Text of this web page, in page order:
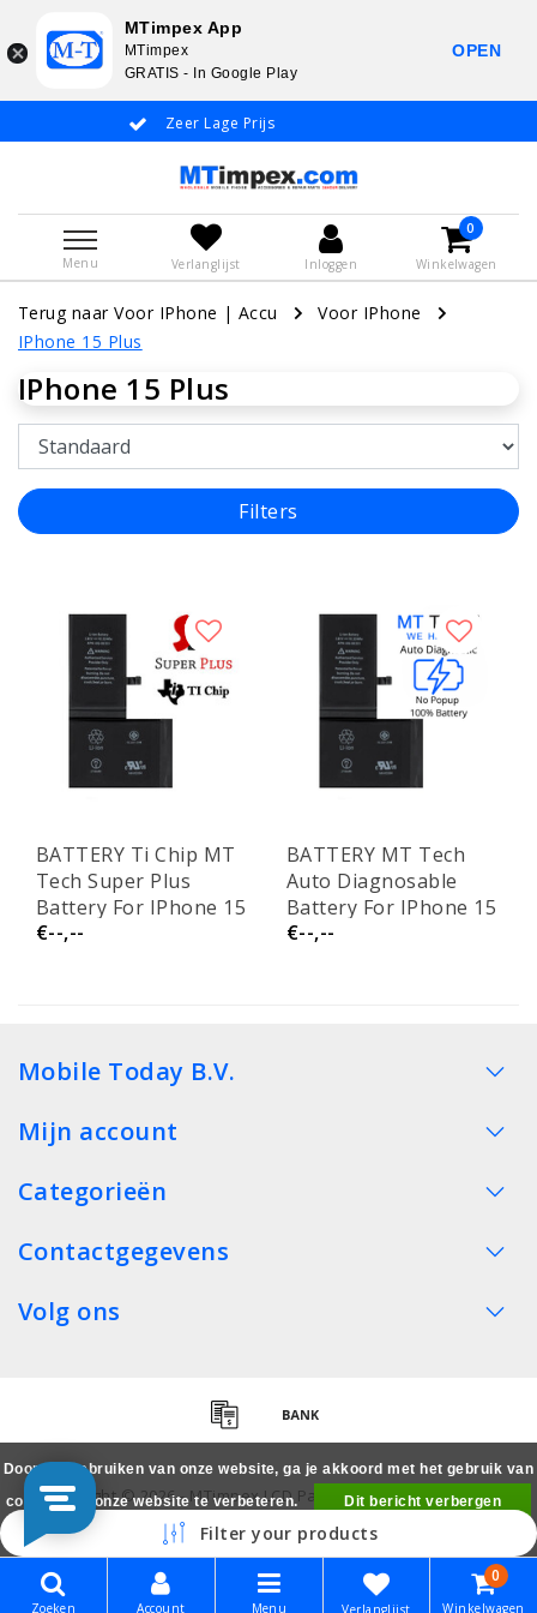
Zeer Lage Prijs
Menu Verlanglijst Inloggen
0
Winkelwagen
Terug naar Voor IPhone |Accu
Voor IPhone
IPhone 15 Plus
IPhone 15 Plus
Filters
BATTERY Ti Chip MT
Tech Super Plus
Battery For IPhone 15
Plus
€--,--
BATTERY MT Tech
Auto Diagnosable
Battery For IPhone 15
Plus
€--,--
Mobile Today B.V.
Mijn account
Categorieën
Contactgegevens
Volg ons
Copyright © 2026 - MTimpex LCD Parts Cases Groothandel
Smartphone - All rights reserved
Filter your products
Zoeken Account Menu
0
Winkelwagen
Door het gebruiken van onze website, ga je akkoord met het gebruik van
cookies om onze website te verbeteren.
Dit bericht verbergen
Meer over cookies »
MTimpex App
MTimpex
GRATIS - In Google Play
OPEN